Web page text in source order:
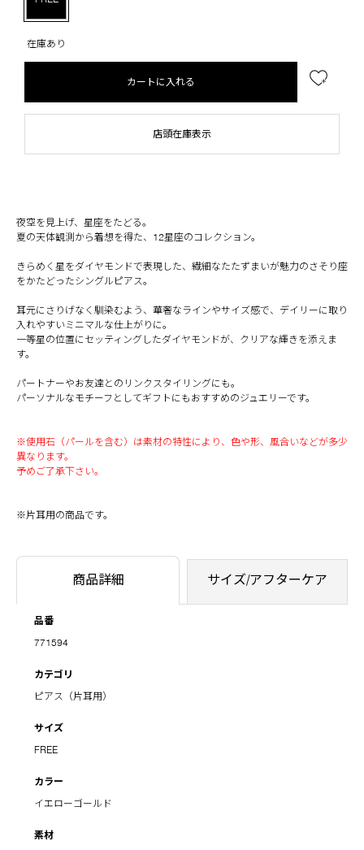
在庫あり
カートに入れる
店頭在庫表示
夜空を見上げ、星座をたどる。
夏の天体観測から着想を得た、12星座のコレクション。
きらめく星をダイヤモンドで表現した、繊細なたたずまいが魅力のさそり座
をかたどったシングルピアス。
耳元にさりげなく馴染むよう、華奢なラインやサイズ感で、デイリーに取り
入れやすいミニマルな仕上がりに。
一等星の位置にセッティングしたダイヤモンドが、クリアな輝きを添えま
す。
パートナーやお友達とのリンクスタイリングにも。
パーソナルなモチーフとしてギフトにもおすすめのジュエリーです。
※使用石（パールを含む）は素材の特性により、色や形、風合いなどが多少
異なります。
予めご了承下さい。
※片耳用の商品です。
商品詳細 サイズ/アフターケア
品番
771594
カテゴリ
ピアス（片耳用）
サイズ
FREE
カラー
イエローゴールド
素材